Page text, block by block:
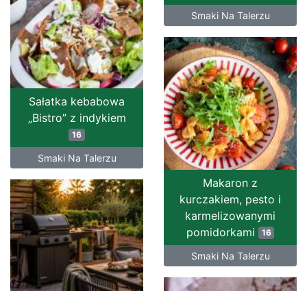
Smaki Na Talerzu
Sałatka kebabowa
„Bistro” z indykiem
16
Smaki Na Talerzu
Makaron z
kurczakiem, pesto i
karmelizowanymi
pomidorkami
16
Smaki Na Talerzu